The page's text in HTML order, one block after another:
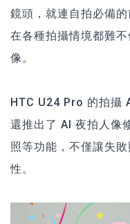
鏡頭，就連自拍必備
在各種拍攝情境都難
像。
HTC U24 Pro 的拍攝
還推出了 AI 夜拍人像
照等功能，不僅讓失
性。